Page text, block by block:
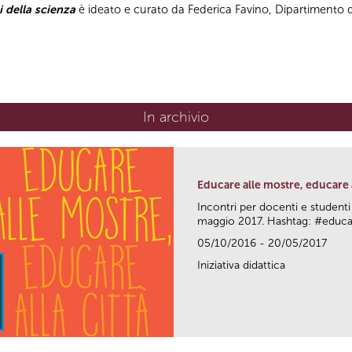
della scienza è ideato e curato da Federica Favino, Dipartimento
In archivio
Educare alle mostre, educare
Incontri per docenti e
maggio 2017. Hashtag:
05/10/2016 - 20/05/2017
Iniziativa didattica